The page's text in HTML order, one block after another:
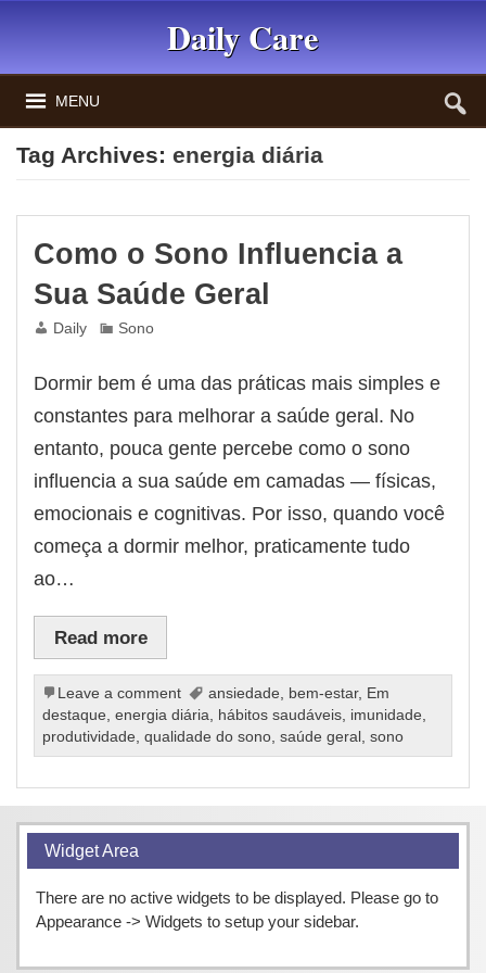
Daily Care
MENU
Tag Archives:energia diária
Como o Sono Influencia a
Sua Saúde Geral
Daily Sono
Dormir bem é uma das práticas mais simples e
constantes para melhorar a saúde geral. No
entanto, pouca gente percebe como o sono
influencia a sua saúde em camadas — físicas,
emocionais e cognitivas. Por isso, quando você
começa a dormir melhor, praticamente tudo
ao…
Read more
Leave a comment ansiedade bem-estar, Em
destaque ,energia diária hábitos saudáveis imunidade
produtividade ,qualidade do sono ,saúde geral ,sono
Widget Area
There are no active widgets to be displayed. Please go to
Appearance -> Widgets to setup your sidebar.